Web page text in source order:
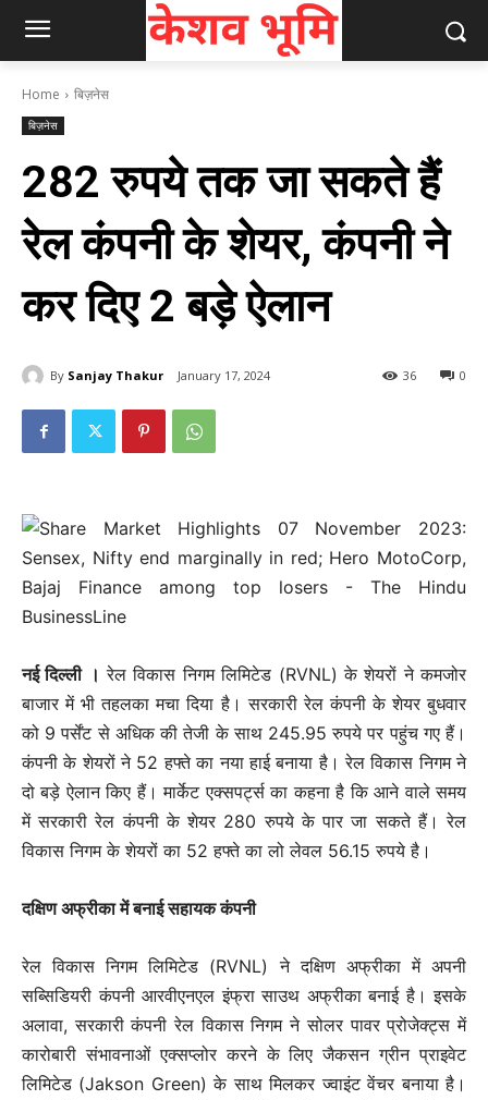
Home बिज़नेस
बिज़नेस
282 रुपये तक जा सकते हैं
रेल कंपनी के शेयर, कंपनी ने
कर दिए 2 बड़े ऐलान
By Sanjay Thakur January 17, 2024 0
36
नई दिल्‍ली । रेल विकास निगम लिमिटेड (RVNL) के शेयरों ने कमजोर
बाजार में भी तहलका मचा दिया है। सरकारी रेल कंपनी के शेयर बुधवार
को 9 पर्सेंट से अधिक की तेजी के साथ 245.95 रुपये पर पहुंच गए हैं।
कंपनी के शेयरों ने 52 हफ्ते का नया हाई बनाया है। रेल विकास निगम ने
दो बड़े ऐलान किए हैं। मार्केट एक्सपर्ट्स का कहना है कि आने वाले समय
में सरकारी रेल कंपनी के शेयर 280 रुपये के पार जा सकते हैं। रेल
विकास निगम के शेयरों का 52 हफ्ते का लो लेवल 56.15 रुपये है।
दक्षिण अफ्रीका में बनाई सहायक कंपनी
रेल विकास निगम लिमिटेड (RVNL) ने दक्षिण अफ्रीका में अपनी
सब्सिडियरी कंपनी आरवीएनएल इंफ्रा साउथ अफ्रीका बनाई है। इसके
अलावा, सरकारी कंपनी रेल विकास निगम ने सोलर पावर प्रोजेक्ट्स में
कारोबारी संभावनाओं एक्सप्लोर करने के लिए जैकसन ग्रीन प्राइवेट
लिमिटेड (Jakson Green) के साथ मिलकर ज्वाइंट वेंचर बनाया है।